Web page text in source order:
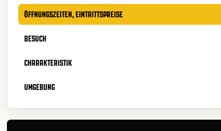
ÖFFNUNGSZEITEN, EINTRITTSPREISE
BESUCH
CHARAKTERISTIK
UMGEBUNG